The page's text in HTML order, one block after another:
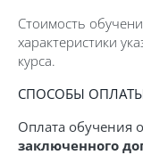
Стоимость
характеристики
курса.
СПОСОБЫ
Оплата обучения
заключенного